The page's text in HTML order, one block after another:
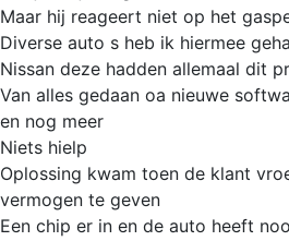
Maar hij reageert niet op het
Diverse auto s heb ik hiermee
Nissan deze hadden allemaal dit
Van alles gedaan oa nieuwe
en nog meer
Niets hielp
Oplossing kwam toen de klant
vermogen te geven
Een chip er in en de auto heeft